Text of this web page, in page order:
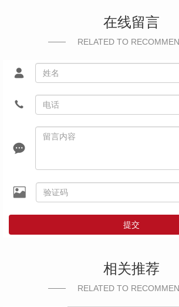
在线留言
RELATED TO
提交
相关推荐
RELATED TO